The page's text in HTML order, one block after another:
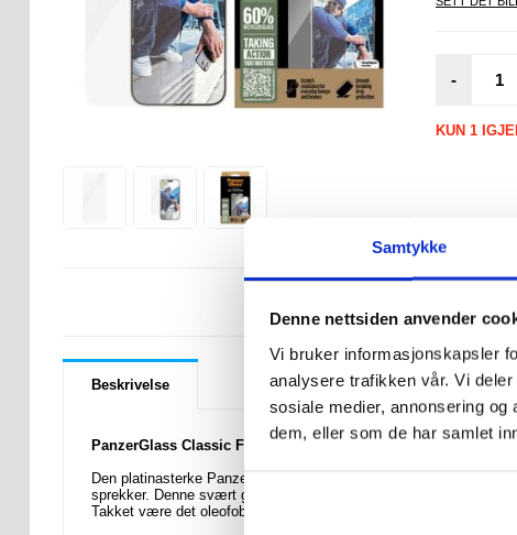
Samtykke
Denne nettsiden anvender
Vi bruker informasjonskapsler
analysere trafikken vår. Vi
sosiale medier, annonsering
dem, eller som de har samlet
-
KUN 1
Beskrivelse
PanzerGlass Classic Fit AntiBacterial Skjermbeskyttere
Den platinasterke PanzerGlass Classic Fit-skjermbeskytteren
sprekker. Denne svært gjennomsiktige skjermbeskytteren i
Takket være det oleofobiske og antibakterielle belegget vil